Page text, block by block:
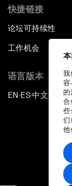
我
容
的
合
些
们
他
快捷链接
论坛可持续性
工作机会
语言版本
EN ▪ ES▪中文▪ 日本